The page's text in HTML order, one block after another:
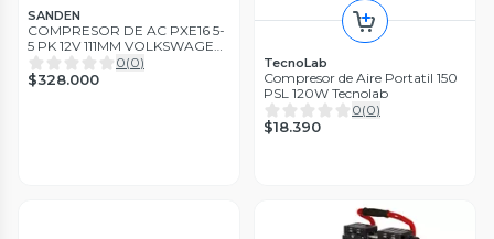
SANDEN
COMPRESOR DE AC PXE16 5-
5 PK 12V 111MM VOLKSWAGEN
BEETLE, JETTA, PASSAT 4574
0657 SANDEN
0(0)
$328.000
TecnoLab
Compresor de Aire Portatil 150
PSL 120W Tecnolab
0(0)
$18.390